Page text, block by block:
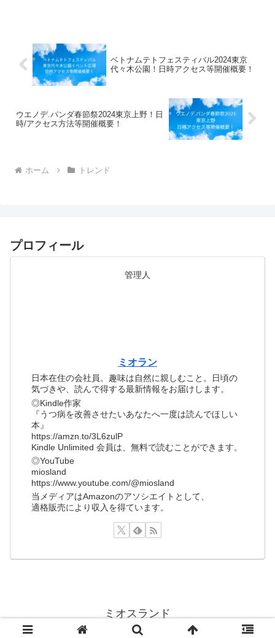
ベトナムテトフェスティバル2024東京
代々木公園！日時アクセス等開催概要！
ウエノデ.パンダ春節祭2024東京上野！日
時/アクセス方法等開催概要！
ホーム トレンド
プロフィール
管理人
ミオラン
日本在住の会社員。趣味は自然に親しむこと。日頃の
気づきや、読んで得する最新情報をお届けします。
◎Kindle作家
『うつ病を改善させたいあなたへ一度は読んでほしい
本』
https://amzn.to/3L6zulP
Kindle Unlimited 会員は、無料で読むことができます。
◎YouTube
miosland
https://www.youtube.com/@miosland
当メディアはAmazonのアソシエイトとして、
適格販売により収入を得ています。
ミオスランド
© 2022 ミオスランド.